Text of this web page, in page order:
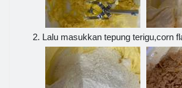
Lalu masukkan tepung terigu,corn